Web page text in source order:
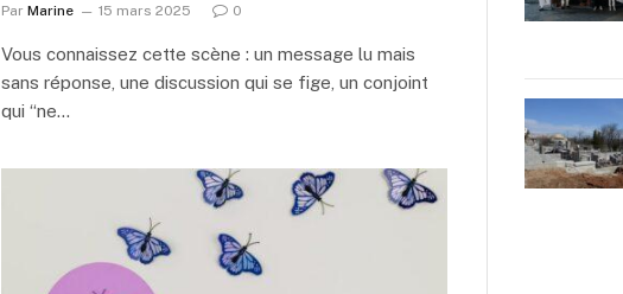
Par Marine 15 mars 2025 0
Vous connaissez cette scène : un message lu mais
sans réponse, une discussion qui se fige, un conjoint
qui “ne…